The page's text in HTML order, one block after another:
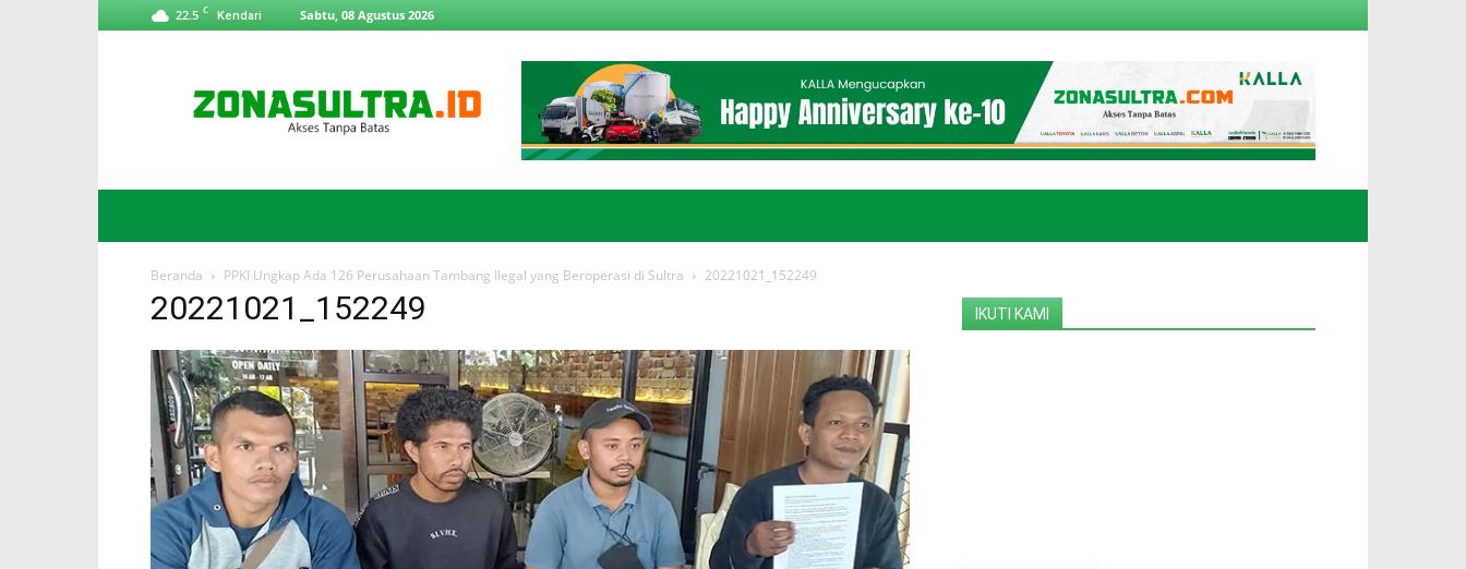
22.5 C Kendari Sabtu, 08 Agustus 2026
Beranda PPKI Ungkap Ada 126 Perusahaan Tambang Ilegal yang Beroperasi di Sultra 20221021_152249
20221021_152249 IKUTI KAMI